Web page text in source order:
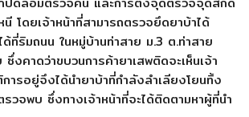
โดยเจ้าหน้าที่สามารถตรวจยึดยาบ้าได้
ที่ริมถนน ในหมู่บ้านท่าสาย ม.3 ต.ท่าสาย
งคาดว่าขบวนการค้ายาเสพติดจะเห็นเจ้า
ารอยู่จึงได้นำยาบ้าที่กำลังลำเลียงโยนทิ้ง
รวจพบ ซึ่งทางเจ้าหน้าที่จะได้ติดตามหาผู้ที่นำ